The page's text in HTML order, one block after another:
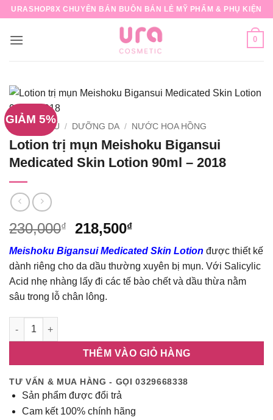
Bỏ
nội
URASHOP8X CHUYÊN BÁN BUÔN BÁN LẺ MỸ PHẨM & PHỤ KIỆN
0
GIẢM 5%
TRANG CHỦ / DƯỠNG DA / NƯỚC HOA HỒNG
Lotion trị mụn Meishoku Bigansui
Medicated Skin Lotion 90ml – 2018
230,000₫
Giá
gốc
là:
230,000₫.
218,500₫Giá
hiện
tại
là:
218,500₫.
Meishoku Bigansui Medicated Skin Lotion được thiết kế
dành riêng cho da dầu thường xuyên bị mụn. Với Salicylic
Acid nhẹ nhàng lấy đi các tế bào chết và dầu thừa nằm
sâu trong lỗ chân lông.
Lotion trị mụn Meishoku Bigansui Medicated Skin Lotion 90ml
THÊM VÀO GIỎ HÀNG
TƯ VẤN & MUA HÀNG - GỌI 0329668338
Sản phẩm được đổi trả
Cam kết 100% chính hãng